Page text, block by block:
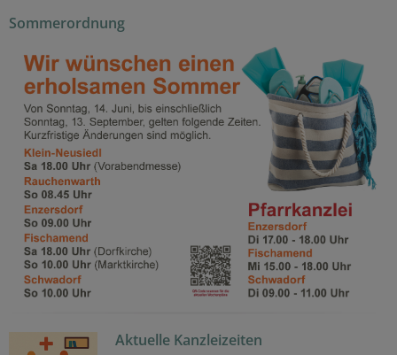
Sommerordnung
Aktuelle Kanzleizeiten